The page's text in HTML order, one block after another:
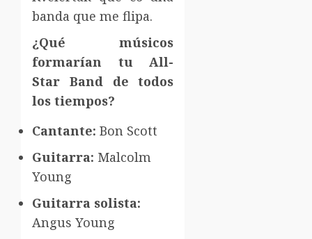
banda que me flipa.
¿Qué músicos
formarían tu All-
Star Band de todos
los tiempos?
Cantante: Bon Scott
Guitarra: Malcolm
Young
Guitarra solista:
Angus Young